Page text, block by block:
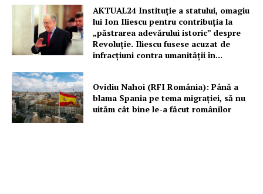
AKTUAL24 Instituție a statului, omagiu
lui Ion Iliescu pentru contribuția la
„păstrarea adevărului istoric” despre
Revoluție. Iliescu fusese acuzat de
infracțiuni contra umanității în...
Ovidiu Nahoi (RFI România): Până a
blama Spania pe tema migrației, să nu
uităm cât bine le-a făcut românilor